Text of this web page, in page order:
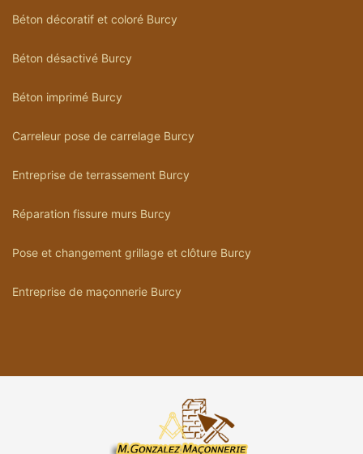
Béton décoratif et coloré Burcy
Béton désactivé Burcy
Béton imprimé Burcy
Carreleur pose de carrelage Burcy
Entreprise de terrassement Burcy
Réparation fissure murs Burcy
Pose et changement grillage et clôture Burcy
Entreprise de maçonnerie Burcy